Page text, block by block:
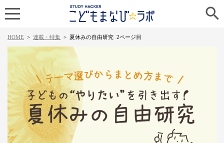

HOME > 連載・特集 > 夏休みの自由研究 2ページ目